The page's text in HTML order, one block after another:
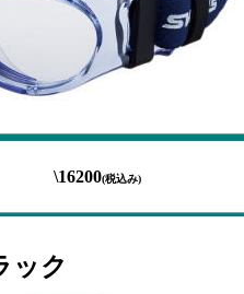
\16200(税込み)
ク